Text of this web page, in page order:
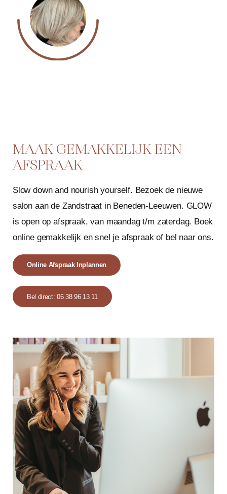
MAAK GEMAKKELIJK EEN
AFSPRAAK
Slow down and nourish yourself. Bezoek de nieuwe
salon aan de Zandstraat in Beneden-Leeuwen. GLOW
is open op afspraak, van maandag t/m zaterdag. Boek
online gemakkelijk en snel je afspraak of bel naar ons.
Online Afspraak Inplannen
Bel direct: 06 38 96 13 11